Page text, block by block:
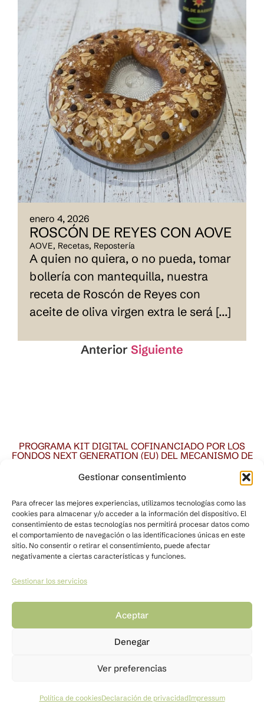
Gestionar consentimiento
Para ofrecer las mejores experiencias, utilizamos tecnologías como las
cookies para almacenar y/o acceder a la información del dispositivo. El
consentimiento de estas tecnologías nos permitirá procesar datos como
el comportamiento de navegación o las identificaciones únicas en este
sitio. No consentir o retirar el consentimiento, puede afectar
negativamente a ciertas características y funciones.
Gestionar los servicios
Aceptar
Denegar
Ver preferencias
Política de cookiesDeclaración de privacidadImpressum
enero 4, 2026
ROSCÓN DE REYES CON AOVE
AOVE, Recetas, Repostería
A quien no quiera, o no pueda, tomar
bollería con mantequilla, nuestra
receta de Roscón de Reyes con
aceite de oliva virgen extra le será [...]
Anterior Siguiente
PROGRAMA KIT DIGITAL COFINANCIADO POR LOS
FONDOS NEXT GENERATION (EU) DEL MECANISMO DE
Quiénes somos
Agricultura tradicional
Contacto
Tienda